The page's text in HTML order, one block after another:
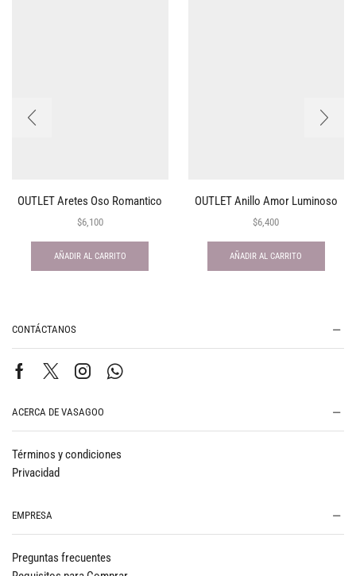
OUTLET Aretes Oso Romantico
$6,100
AÑADIR AL CARRITO
OUTLET Anillo Amor Luminoso
$6,400
AÑADIR AL CARRITO
CONTÁCTANOS
ACERCA DE VASAGOO
Términos y condiciones
Privacidad
EMPRESA
Preguntas frecuentes